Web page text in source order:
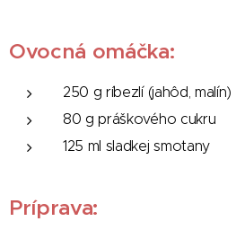
Ovocná omáčka:
250 g ríbezlí (jahôd, malín)
80 g práškového cukru
125 ml sladkej smotany
Príprava: